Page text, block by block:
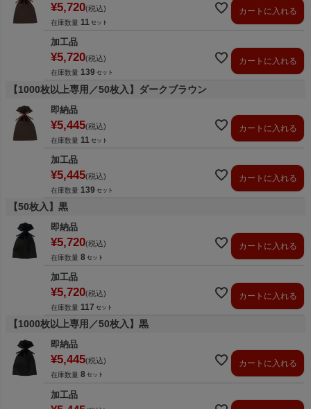
¥5,720 税込
在庫数量 11
カートに入れる
加工品
¥5,720 税込
在庫数量 139
カートに入れる
【1000枚以上専用／50枚入】ダークブラウン
即納品
¥5,445 税込
在庫数量 11
カートに入れる
加工品
¥5,445 税込
在庫数量 139
カートに入れる
【50枚入】黒
即納品
¥5,720 税込
在庫数量 8
カートに入れる
加工品
¥5,720 税込
在庫数量 117
カートに入れる
【1000枚以上専用／50枚入】黒
即納品
¥5,445 税込
在庫数量 8
カートに入れる
加工品